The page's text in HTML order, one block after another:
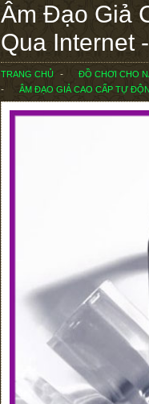
Âm Đạo Giả
Qua Internet
TRANG CHỦ ĐỒ CHƠI CHO
ÂM ĐẠO GIẢ CAO CẤP TỰ